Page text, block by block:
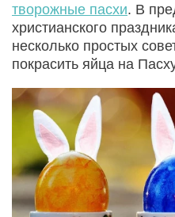
творожные пасхи. В
христианского
несколько простых
покрасить яйца на